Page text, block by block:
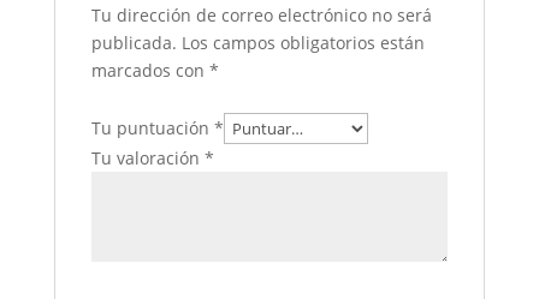
Tu dirección de correo electrónico no será
publicada. Los campos obligatorios están
marcados con *
Tu puntuación *
Tu valoración *